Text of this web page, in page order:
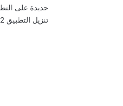
تنزيل التطبيق 62 مليون مرة عبر متجر تطبيقات AppGallery في العديد من المناطق.